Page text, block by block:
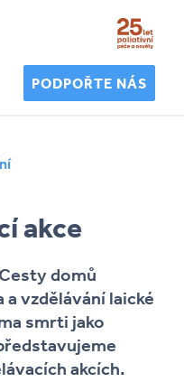
PODPOŘTE NÁS
akce
domů
vzdělávání laické
smrti jako
akcích.